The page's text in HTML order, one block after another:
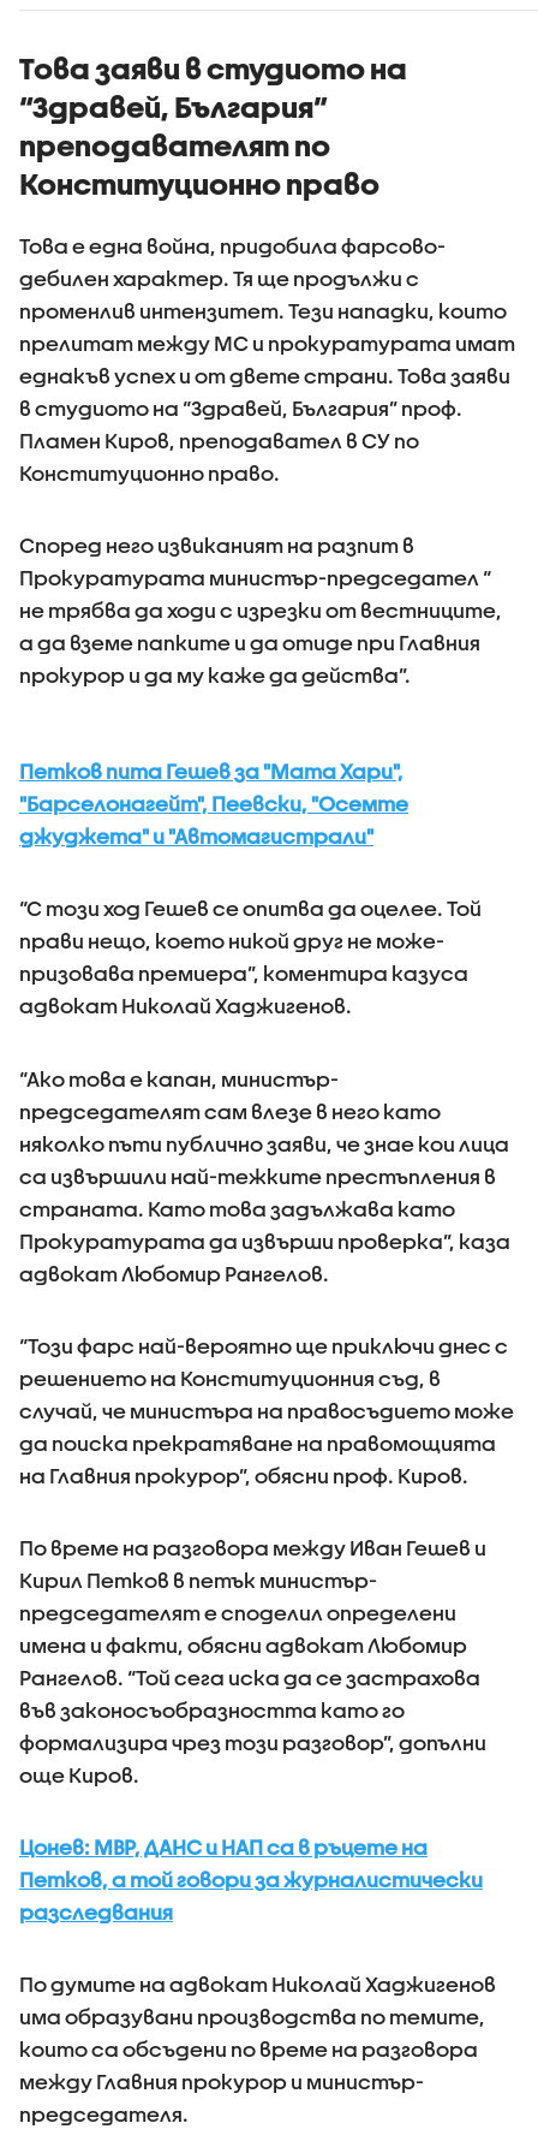
Това заяви в студиото на
“Здравей, България”
преподавателят по
Конституционно право
Това е една война, придобила фарсово-
дебилен характер. Тя ще продължи с
променлив интензитет. Тези нападки, които
прелитат между МС и прокуратурата имат
еднакъв успех и от двете страни. Това заяви
в студиото на “Здравей, България” проф.
Пламен Киров, преподавател в СУ по
Конституционно право.
Според него извиканият на разпит в
Прокуратурата министър-председател “
не трябва да ходи с изрезки от вестниците,
а да вземе папките и да отиде при Главния
прокурор и да му каже да действа”.
Петков пита Гешев за "Мата Хари",
"Барселонагейт", Пеевски, "Осемте
джуджета" и "Автомагистрали"
“С този ход Гешев се опитва да оцелее. Той
прави нещо, което никой друг не може-
призовава премиера”, коментира казуса
адвокат Николай Хаджигенов.
“Ако това е капан, министър-
председателят сам влезе в него като
няколко пъти публично заяви, че знае кои лица
са извършили най-тежките престъпления в
страната. Като това задължава като
Прокуратурата да извърши проверка”, каза
адвокат Любомир Рангелов.
“Този фарс най-вероятно ще приключи днес с
решението на Конституционния съд, в
случай, че министъра на правосъдието може
да поиска прекратяване на правомощията
на Главния прокурор”, обясни проф. Киров.
По време на разговора между Иван Гешев и
Кирил Петков в петък министър-
председателят е споделил определени
имена и факти, обясни адвокат Любомир
Рангелов. “Той сега иска да се застрахова
във законосъобразността като го
формализира чрез този разговор”, допълни
още Киров.
Цонев: МВР, ДАНС и НАП са в ръцете на
Петков, а той говори за журналистически
разследвания
По думите на адвокат Николай Хаджигенов
има образувани производства по темите,
които са обсъдени по време на разговора
между Главния прокурор и министър-
председателя.